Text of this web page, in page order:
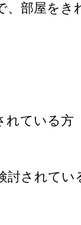
部屋をき
れている方
討されてい